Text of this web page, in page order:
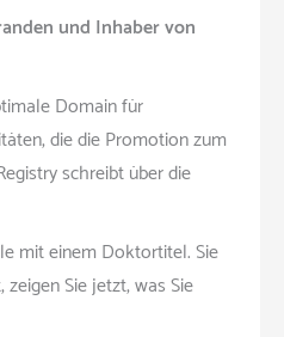
und Inhaber von
Domain für
die die Promotion zum
schreibt über die
mit einem Doktortitel. Sie
Sie jetzt, was Sie